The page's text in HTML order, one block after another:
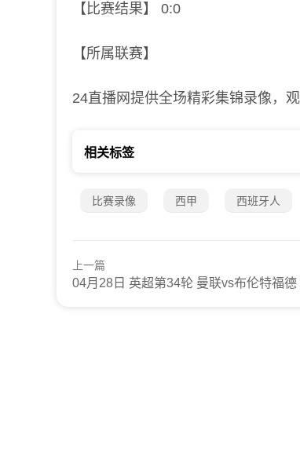
【比赛结果】 0:0
【所属联赛】
24直播网提供全场精彩集锦录像，观
相关标签
比赛录像 西甲 西班牙人
上一篇
04月28日 英超第34轮 曼联vs布伦特福德